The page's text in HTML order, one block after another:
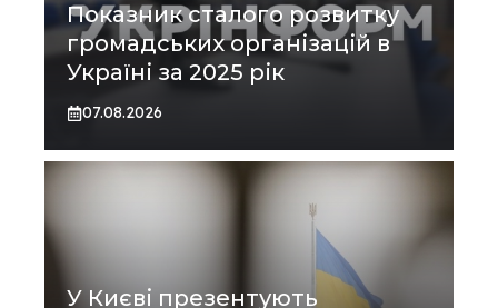
Показник сталого розвитку
громадських організацій в
Україні за 2025 рік
07.08.2026
У Києві презентують